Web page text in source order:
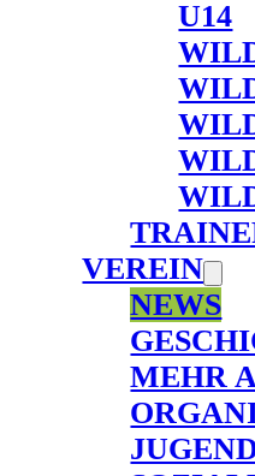
U14
VEREIN
NEWS
MEHR